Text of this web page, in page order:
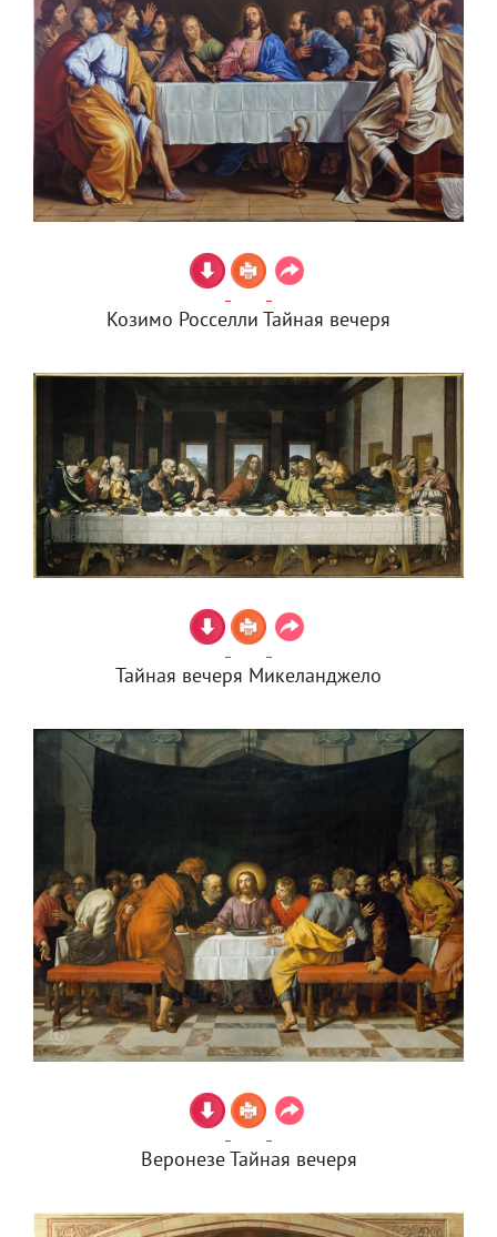
Козимо Росселли Тайная вечеря
Тайная вечеря Микеланджело
Веронезе Тайная вечеря